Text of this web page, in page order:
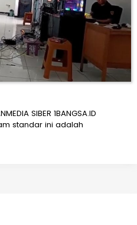
SIBER 1BANGSA.ID
standar ini adalah